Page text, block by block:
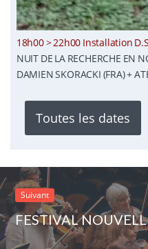
18h00 > 22h00 Installation
NUIT DE LA RECHERCHE EN
DAMIEN SKORACKI (FRA) +
Toutes les dates
Suivant